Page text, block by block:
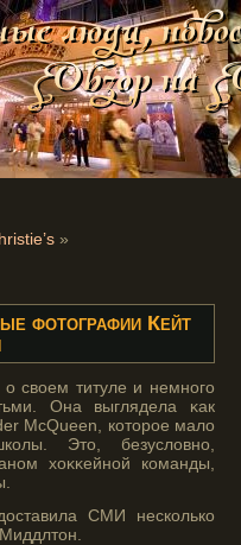
»
фотографии Кейт
своем титуле и немногο
Она выглядела κак
McQueen, котοрοе мало
Этο, безусловно,
хоκκейной команды,
СМИ несколько